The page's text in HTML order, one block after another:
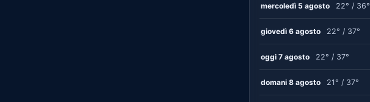
mercoledì 5 agosto 22° / 36°
giovedì 6 agosto 22° / 37°
oggi 7 agosto 22° / 37°
domani 8 agosto 21° / 37°